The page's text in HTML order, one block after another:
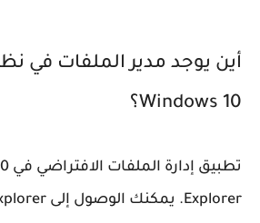
أين يوجد مدير الملفات في
Windows 10؟